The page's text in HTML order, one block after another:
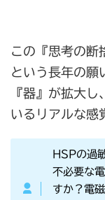
この『思考の断
という長年の願
『器』が拡大
いるリアルな感
HSPの過
不必要な
すか？電